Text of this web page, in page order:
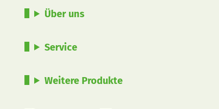
Über uns
Service
Weitere Produkte